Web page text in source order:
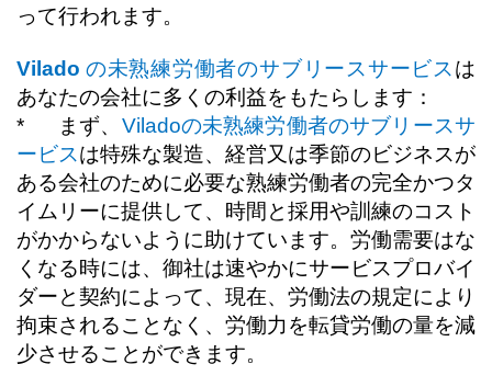
って行われます。
Vilado の未熟練労働者のサブリースサービス は
あなたの会社に多くの利益をもたらします：
*
まず、 Viladoの未熟練労働者のサブリースサ
ービスは特殊な製造、経営又は季節のビジネスが
ある会社のために必要な熟練労働者の完全かつタ
イムリーに提供して、時間と採用や訓練のコスト
がかからないように助けています。労働需要はな
くなる時には、御社は速やかにサービスプロバイ
ダーと契約によって、現在、労働法の規定により
拘束されることなく、労働力を転貸労働の量を減
少させることができます。